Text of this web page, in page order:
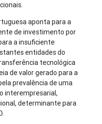
aponta para a
de investimento por
a insuficiente
entidades do
tecnológica
de valor gerado para a
prevalência de uma
interempresarial,
determinante para